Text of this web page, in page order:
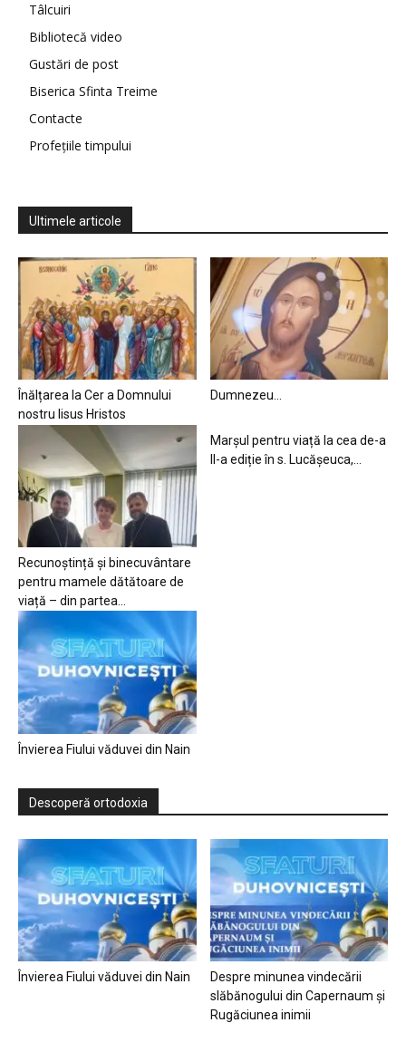
Tâlcuiri
Bibliotecă video
Gustări de post
Biserica Sfinta Treime
Contacte
Profețiile timpului
Ultimele articole
Înălțarea la Cer a Domnului
nostru Iisus Hristos
Dumnezeu…
Recunoștință și binecuvântare
pentru mamele dătătoare de
viață – din partea...
Marșul pentru viață la cea de-a
II-a ediție în s. Lucășeuca,...
Învierea Fiului văduvei din Nain
Descoperă ortodoxia
Învierea Fiului văduvei din Nain
Despre minunea vindecării
slăbănogului din Capernaum și
Rugăciunea inimii